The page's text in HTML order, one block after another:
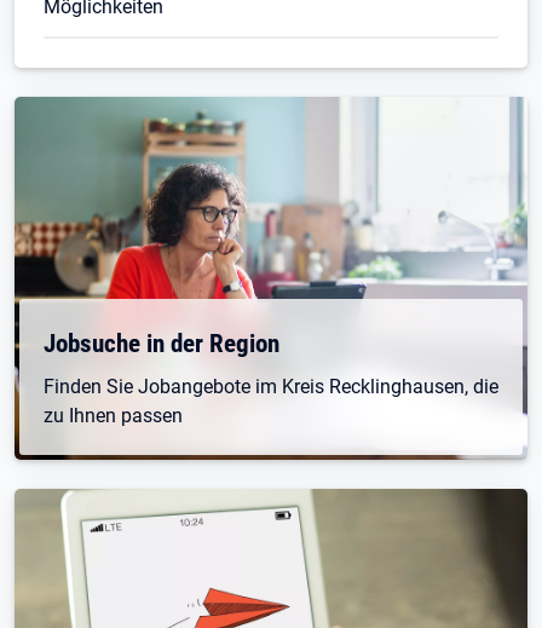
Möglichkeiten
Jobsuche in der Region
Finden Sie Jobangebote im Kreis Recklinghausen, die
zu Ihnen passen